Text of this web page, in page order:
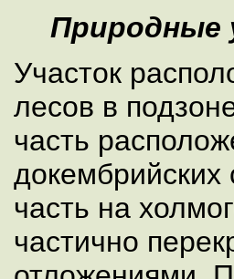
Природные
Участок
лесов в
часть
докембрийских
часть на
частично